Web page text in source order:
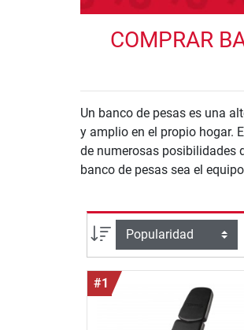
COMPRAR
Un banco de pesas es una
y amplio en el propio hogar.
de numerosas posibilidades
banco de pesas sea el
Ordenar por
#1